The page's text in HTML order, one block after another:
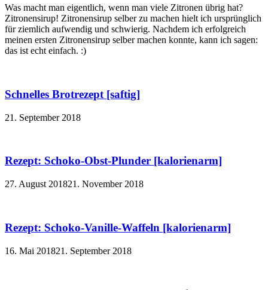
Was macht man eigentlich, wenn man viele Zitronen übrig hat?
Zitronensirup! Zitronensirup selber zu machen hielt ich ursprünglich
für ziemlich aufwendig und schwierig. Nachdem ich erfolgreich
meinen ersten Zitronensirup selber machen konnte, kann ich sagen:
das ist echt einfach. :)
Schnelles Brotrezept [saftig]
21. September 2018
Rezept: Schoko-Obst-Plunder [kalorienarm]
27. August 201821. November 2018
Rezept: Schoko-Vanille-Waffeln [kalorienarm]
16. Mai 201821. September 2018